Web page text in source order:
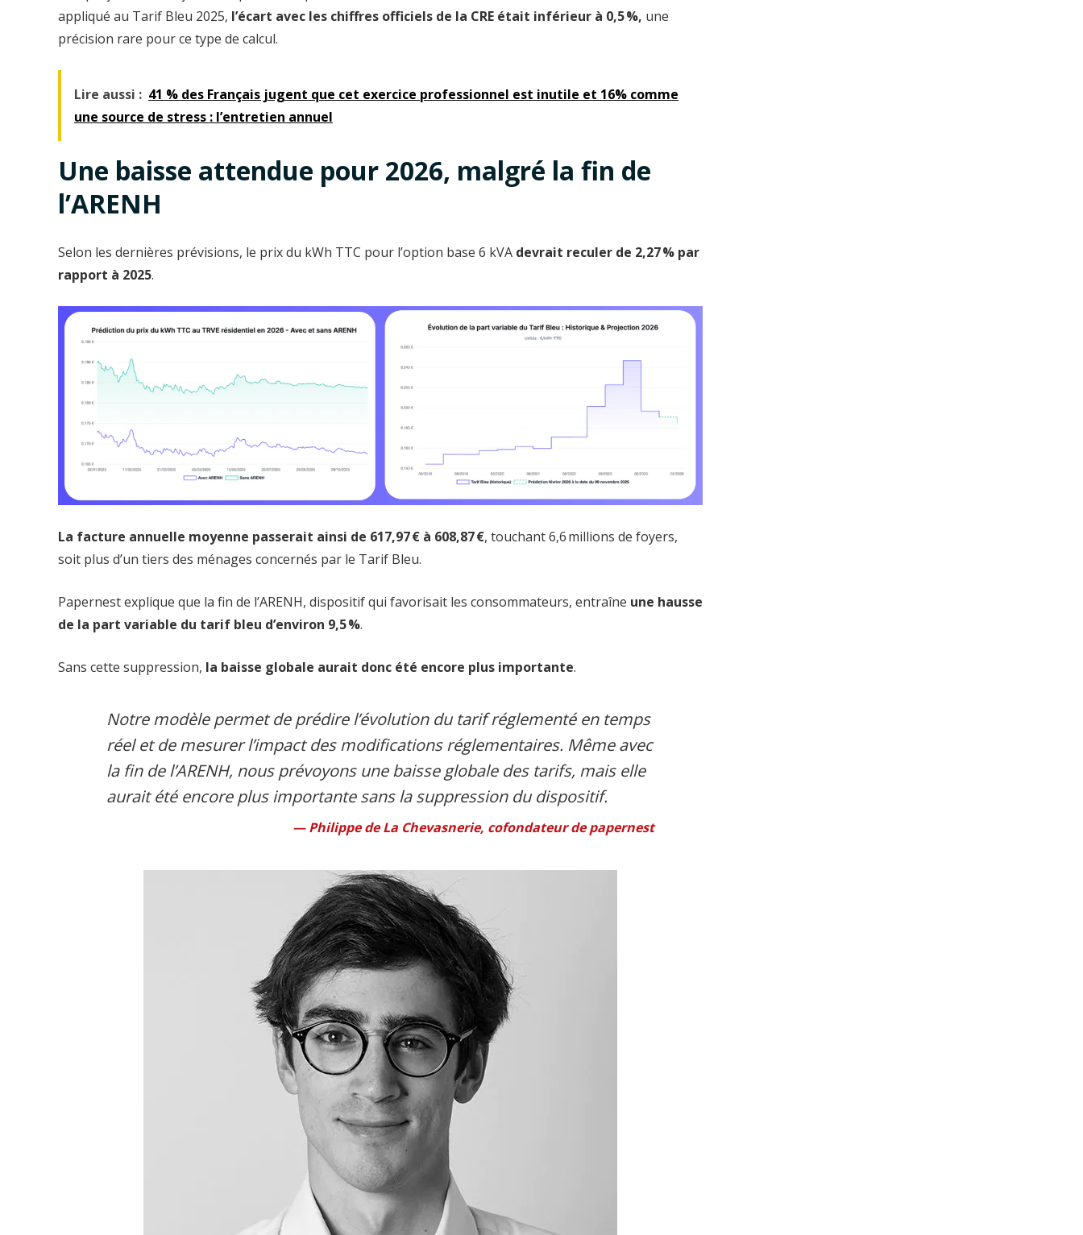
appliqué au Tarif Bleu 2025, l’écart avec les chiffres officiels de la CRE était inférieur à 0,5 %, une
précision rare pour ce type de calcul.
Lire aussi : 41 % des Français jugent que cet exercice professionnel est inutile et 16% comme
une source de stress : l’entretien annuel
Une baisse attendue pour 2026, malgré la fin de
l’ARENH
Selon les dernières prévisions, le prix du kWh TTC pour l’option base 6 kVA devrait reculer de 2,27 % par
rapport à 2025.
La facture annuelle moyenne passerait ainsi de 617,97 € à 608,87 €, touchant 6,6 millions de foyers,
soit plus d’un tiers des ménages concernés par le Tarif Bleu.
Papernest explique que la fin de l’ARENH, dispositif qui favorisait les consommateurs, entraîne une hausse
de la part variable du tarif bleu d’environ 9,5 %.
Sans cette suppression, la baisse globale aurait donc été encore plus importante.
Notre modèle permet de prédire l’évolution du tarif réglementé en temps
réel et de mesurer l’impact des modifications réglementaires. Même avec
la fin de l’ARENH, nous prévoyons une baisse globale des tarifs, mais elle
aurait été encore plus importante sans la suppression du dispositif.
Philippe de La Chevasnerie, cofondateur de papernest